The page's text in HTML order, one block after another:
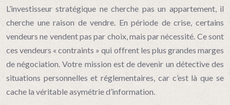
L’investisseur stratégique ne cherche pas un appartement, il
cherche une raison de vendre. En période de crise, certains
vendeurs ne vendent pas par choix, mais par nécessité. Ce sont
ces vendeurs « contraints » qui offrent les plus grandes marges
de négociation. Votre mission est de devenir un détective des
situations personnelles et réglementaires, car c’est là que se
cache la véritable asymétrie d’information.